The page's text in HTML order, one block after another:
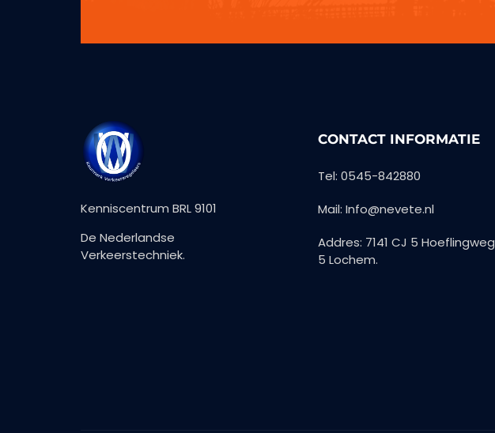
Kenniscentrum BRL 9101
De Nederlandse
Verkeerstechniek.
CONTACT INFORMATIE
Tel: 0545-842880
Mail: Info@nevete.nl
Addres: 7141 CJ 5 Hoeflingweg
5 Lochem.